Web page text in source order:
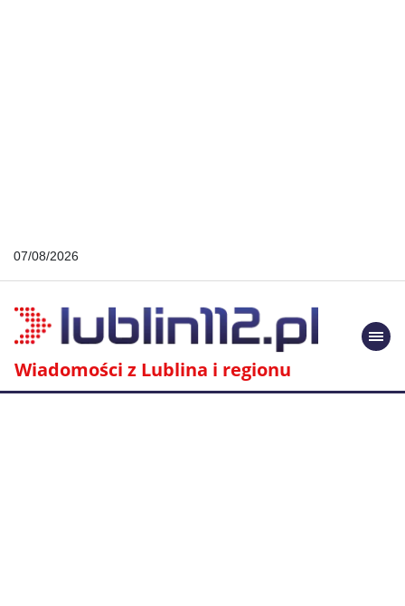
07/08/2026
Wiadomości z Lublina i regionu